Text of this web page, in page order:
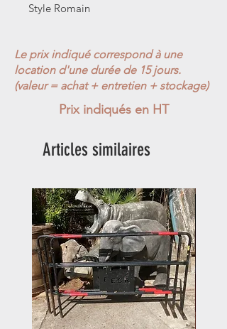
Style Romain
Le prix indiqué correspond à une
location d'une durée de 15 jours.
(valeur = achat + entretien + stockage)
Prix indiqués en HT
Articles similaires